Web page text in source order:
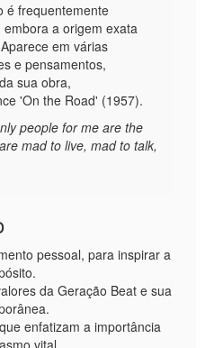
é frequentemente
a origem exata
em várias
e pensamentos,
sua obra,
'On the Road' (1957).
people for me are the
mad to live, mad to talk,
pessoal, para inspirar a
da Geração Beat e sua
enfatizam a importância
vital.